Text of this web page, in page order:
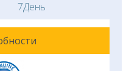
7День